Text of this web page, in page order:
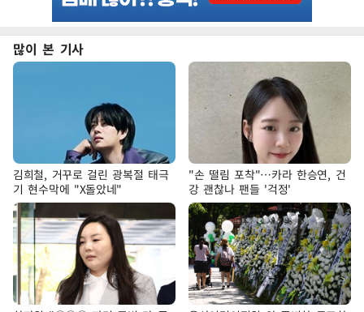
많이 본 기사
김희철, 거꾸로 걸린 광복절 태극
기 현수막에 "X돌았네"
"손 떨림 포착"…카라 한승연, 건
강 괜찮나 팬들 '걱정'